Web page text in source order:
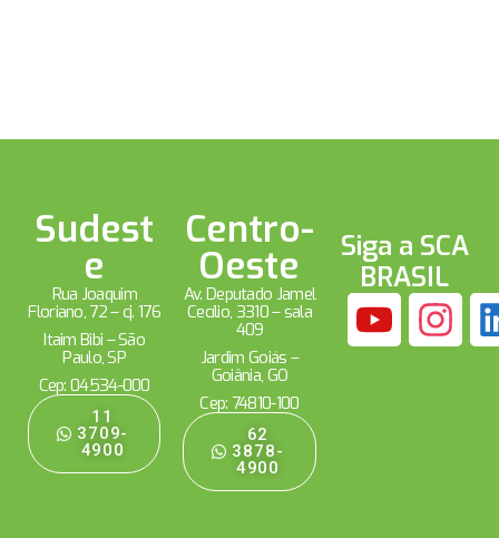
Sudest
e
Rua Joaquim
Floriano, 72 – cj. 176
Itaim Bibi – São
Paulo, SP
Cep: 04534-000
11
3709-
4900
Centro-
Oeste
Av. Deputado Jamel
Cecílio, 3310 – sala
409
Jardim Goiás –
Goiânia, GO
Cep: 74810-100
62
3878-
4900
Siga a SCA
BRASIL